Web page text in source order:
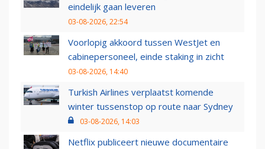
eindelijk gaan leveren
03-08-2026, 22:54
Voorlopig akkoord tussen WestJet en
cabinepersoneel, einde staking in zicht
03-08-2026, 14:40
Turkish Airlines verplaatst komende
winter tussenstop op route naar Sydney
03-08-2026, 14:03
Netflix publiceert nieuwe documentaire